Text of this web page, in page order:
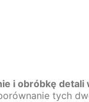
i obróbkę detali
tych